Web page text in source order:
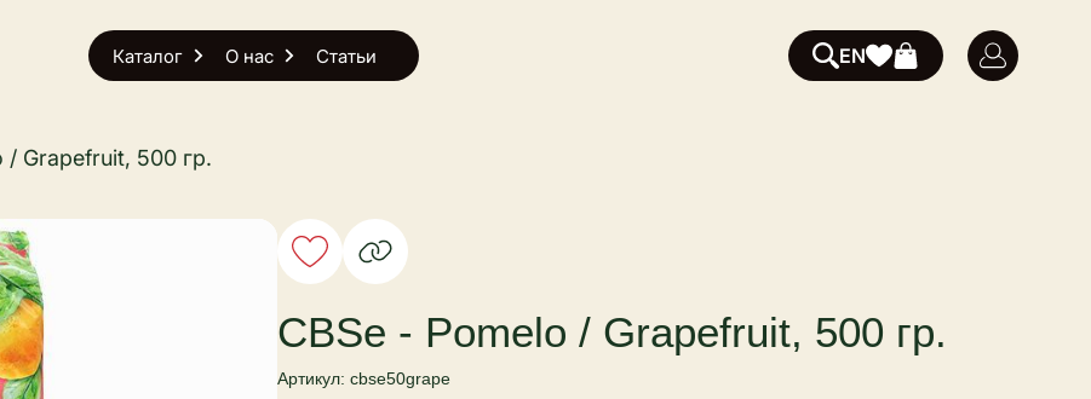
Каталог О нас Статьи EN
/ Grapefruit, 500 гр.
CBSe - Pomelo / Grapefruit, 500 гр.
Артикул: cbse50grape